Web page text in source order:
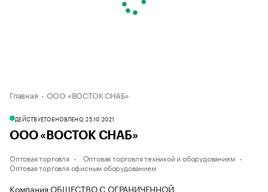
Главная ООО «ВОСТОК СНАБ»
ДЕЙСТВУЕТОБНОВЛЕНО, 25.10.2021
ООО «ВОСТОК СНАБ»
Оптовая торговля
Оптовая торговля техникой и оборудованием
Оптовая торговля офисным оборудованием
Компания ОБЩЕСТВО С ОГРАНИЧЕННОЙ